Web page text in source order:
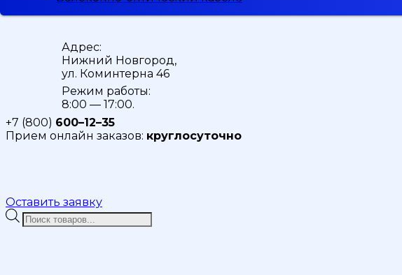
Адрес:
Нижний Новгород,
ул. Коминтерна 46
Режим работы:
8:00 — 17:00.
+7 (800) 600–12–35
Прием онлайн заказов: круглосуточно
Оставить заявку
Поиск
товаров